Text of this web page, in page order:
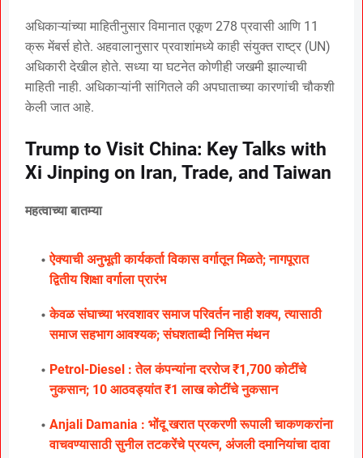
अधिकाऱ्यांच्या माहितीनुसार विमानात एकूण 278 प्रवासी आणि 11
क्रू मेंबर्स होते. अहवालानुसार प्रवाशांमध्ये काही संयुक्त राष्ट्र (UN)
अधिकारी देखील होते. सध्या या घटनेत कोणीही जखमी झाल्याची
माहिती नाही. अधिकाऱ्यांनी सांगितले की अपघाताच्या कारणांची चौकशी
केली जात आहे.
Trump to Visit China: Key Talks with
Xi Jinping on Iran, Trade, and Taiwan
महत्वाच्या बातम्या
ऐक्याची अनुभूती कार्यकर्ता विकास वर्गातून मिळते; नागपूरात
द्वितीय शिक्षा वर्गाला प्रारंभ
केवळ संघाच्या भरवशावर समाज परिवर्तन नाही शक्य, त्यासाठी
समाज सहभाग आवश्यक; संघशताब्दी निमित्त मंथन
Petrol-Diesel : तेल कंपन्यांना दररोज ₹1,700 कोटींचे
नुकसान; 10 आठवड्यांत ₹1 लाख कोटींचे नुकसान
Anjali Damania : भोंदू खरात प्रकरणी रूपाली चाकणकरांना
वाचवण्यासाठी सुनील तटकरेंचे प्रयत्न, अंजली दमानियांचा दावा